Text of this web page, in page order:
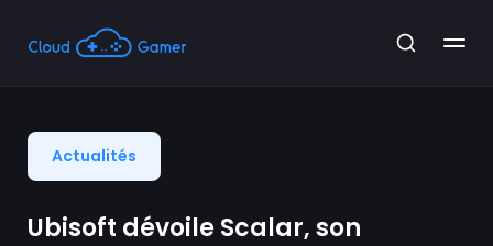
Actualités
Ubisoft dévoile Scalar, son